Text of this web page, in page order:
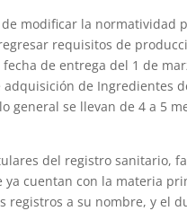
modificar la normatividad
requisitos de
de entrega del 1 de
de Ingredientes
se llevan de 4 a 5
del registro sanitario,
cuentan con la materia
a su nombre, y el